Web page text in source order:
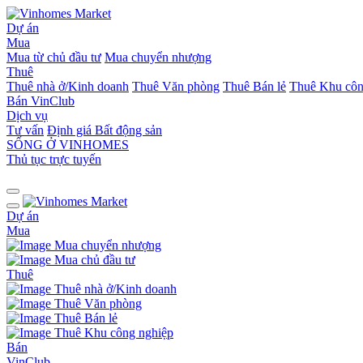
Dự án
Mua
Mua từ chủ đầu tư Mua chuyển nhượng
Thuê
Thuê nhà ở/Kinh doanh Thuê Văn phòng Thuê Bán lẻ Thuê Khu
Bán VinClub
Dịch vụ
Tư vấn Định giá Bất động sản
SỐNG Ở VINHOMES
Thủ tục trực tuyến
Dự án
Mua
Mua chuyển nhượng
Mua chủ đầu tư
Thuê
Thuê nhà ở/Kinh doanh
Thuê Văn phòng
Thuê Bán lẻ
Thuê Khu công nghiệp
Bán